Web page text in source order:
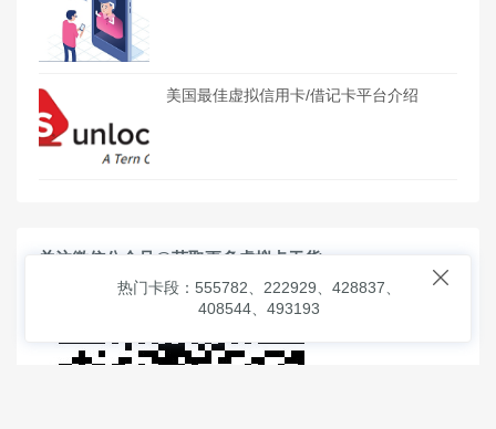
美国最佳虚拟信用卡/借记卡平台介绍
关注微信公众号@获取更多虚拟卡干货

热门卡段：555782、222929、428837、
408544、493193